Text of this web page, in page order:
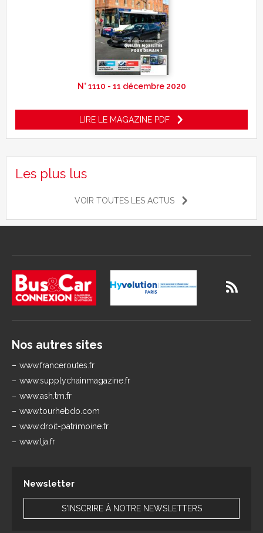
N° 1110 - 11 décembre 2020
LIRE LE MAGAZINE PDF
Les plus lus
VOIR TOUTES LES ACTUS
Nos autres sites
www.franceroutes.fr
www.supplychainmagazine.fr
www.ash.tm.fr
www.tourhebdo.com
www.droit-patrimoine.fr
www.lja.fr
Newsletter
S'INSCRIRE À NOTRE NEWSLETTERS